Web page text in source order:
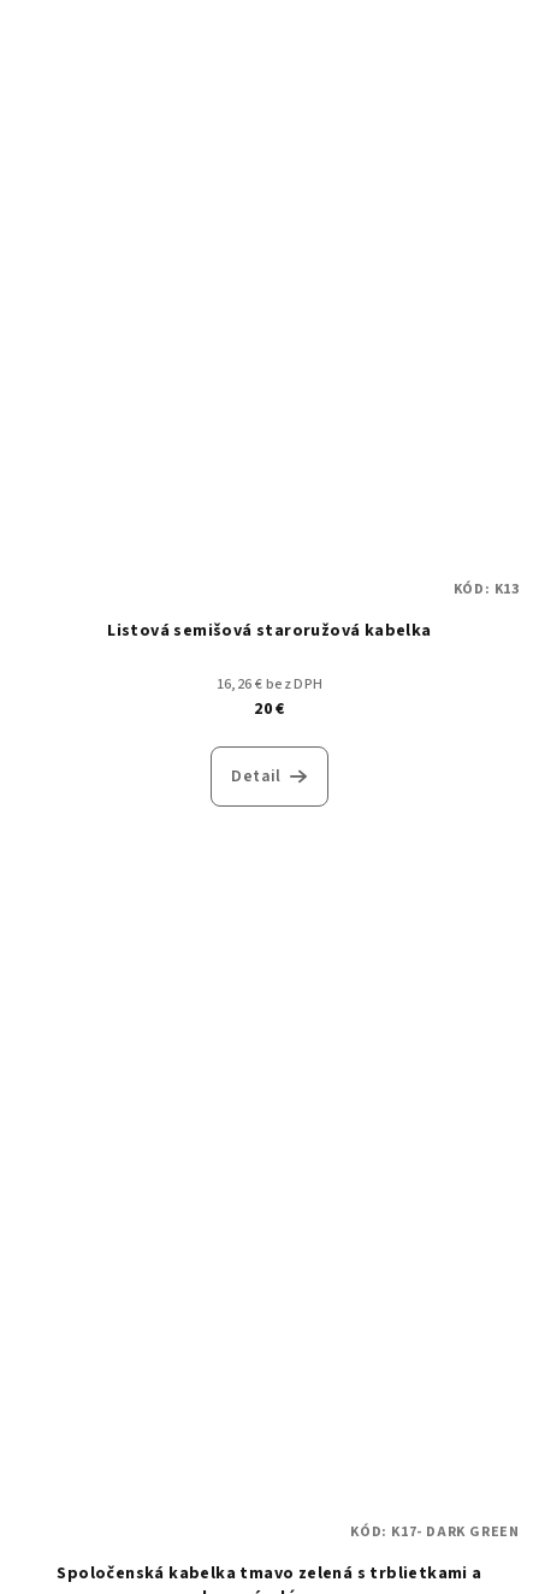
Listová semišová staroružová kabelka
16,26 € bez DPH
20 €
Detail
KÓD: K13
Spoločenská kabelka tmavo zelená s trblietkami a
KÓD: K17- DARK GREEN